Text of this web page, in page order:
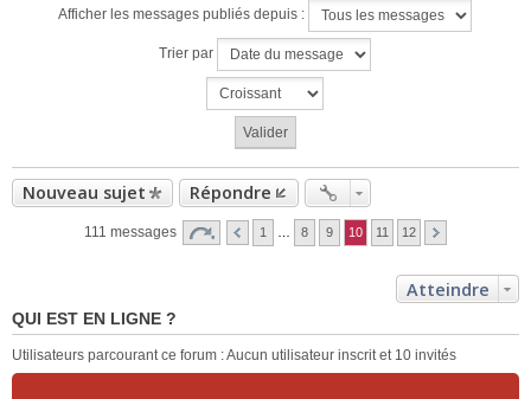
Afficher les messages publiés depuis :
Trier par
Nouveau sujet Répondre
111 messages 1 8 9 10 11 12
Atteindre
QUI EST EN LIGNE ?
Utilisateurs parcourant ce forum : Aucun utilisateur inscrit et 10 invités